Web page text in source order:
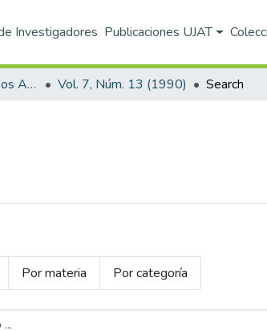
Investigadores Publicaciones UJAT
Ecosistemas y Recursos Agropecuarios Vol. 7, Núm. 13 (1990) Search
Por materia Por categoría